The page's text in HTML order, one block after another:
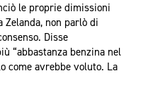
le proprie dimissioni
non parlò di
Disse
“abbastanza benzina nel
come avrebbe voluto. La